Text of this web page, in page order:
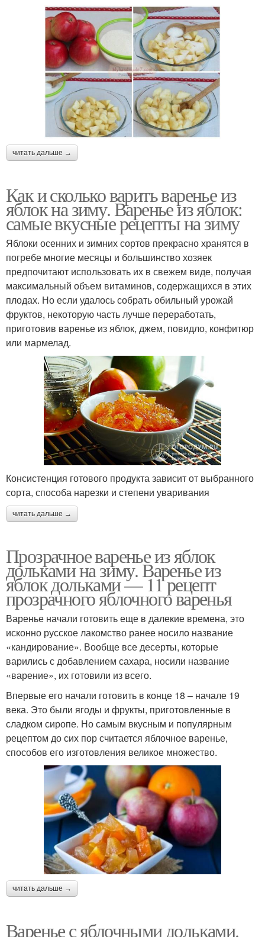
читать дальше →
Как и сколько варить варенье из
яблок на зиму. Варенье из яблок:
самые вкусные рецепты на зиму
Яблоки осенних и зимних сортов прекрасно хранятся в
погребе многие месяцы и большинство хозяек
предпочитают использовать их в свежем виде, получая
максимальный объем витаминов, содержащихся в этих
плодах. Но если удалось собрать обильный урожай
фруктов, некоторую часть лучше переработать,
приготовив варенье из яблок, джем, повидло, конфитюр
или мармелад.
Консистенция готового продукта зависит от выбранного
сорта, способа нарезки и степени уваривания
читать дальше →
Прозрачное варенье из яблок
дольками на зиму. Варенье из
яблок дольками — 11 рецепт
прозрачного яблочного варенья
Варенье начали готовить еще в далекие времена, это
исконно русское лакомство ранее носило название
«кандирование». Вообще все десерты, которые
варились с добавлением сахара, носили название
«варение», их готовили из всего.
Впервые его начали готовить в конце 18 – начале 19
века. Это были ягоды и фрукты, приготовленные в
сладком сиропе. Но самым вкусным и популярным
рецептом до сих пор считается яблочное варенье,
способов его изготовления великое множество.
читать дальше →
Варенье с яблочными дольками.